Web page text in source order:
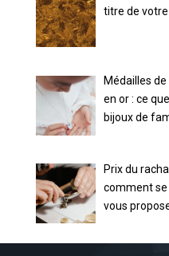
titre de
Médailles
en or : ce
bijoux de
Prix du
comment se
vous